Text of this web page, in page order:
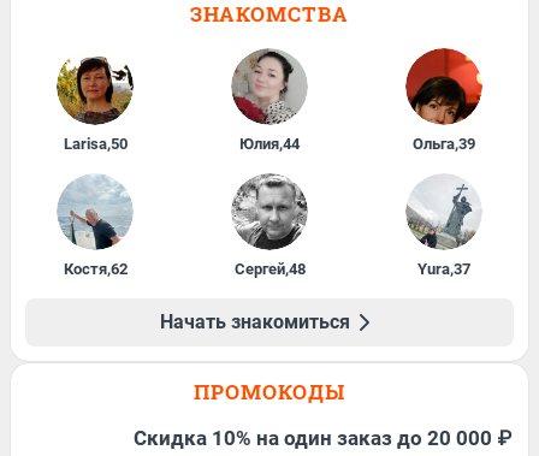
ЗНАКОМСТВА
Larisa,50 Юлия,44 Ольга,39
Костя,62 Сергей,48 Yura,37
Начать знакомиться
ПРОМОКОДЫ
Скидка 10% на один заказ до 20 000 ₽